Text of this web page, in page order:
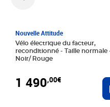
Nouvelle Attitude
Vélo électrique du facteur,
reconditionné - Taille normale -
Noir/ Rouge
1 490,00€